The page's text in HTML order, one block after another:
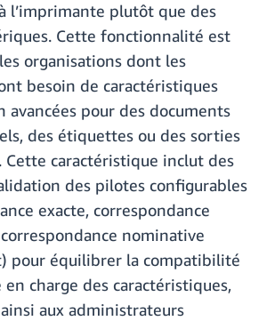
l’imprimante plutôt que des
Cette fonctionnalité est
organisations dont les
besoin de caractéristiques
avancées pour des documents
des étiquettes ou des sorties
Cette caractéristique inclut des
des pilotes configurables
exacte, correspondance
nominative
pour équilibrer la compatibilité
en charge des caractéristiques,
aux administrateurs